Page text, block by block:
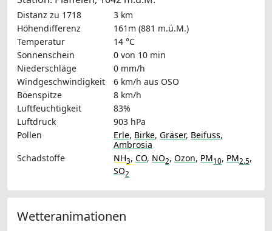
Distanz zu 1718
3 km
Höhendifferenz
161m (881 m.ü.M.)
Temperatur
14 °C
Sonnenschein
0 von 10 min
Niederschläge
0 mm/h
Windgeschwindigkeit
6 km/h aus OSO
Böenspitze
8 km/h
Luftfeuchtigkeit
83%
Luftdruck
903 hPa
Pollen
Erle, Birke, Gräser, Beifuss,
Ambrosia
Schadstoffe
NH3, CO, NO2, Ozon, PM10, PM2.5,
SO2
Wetteranimationen